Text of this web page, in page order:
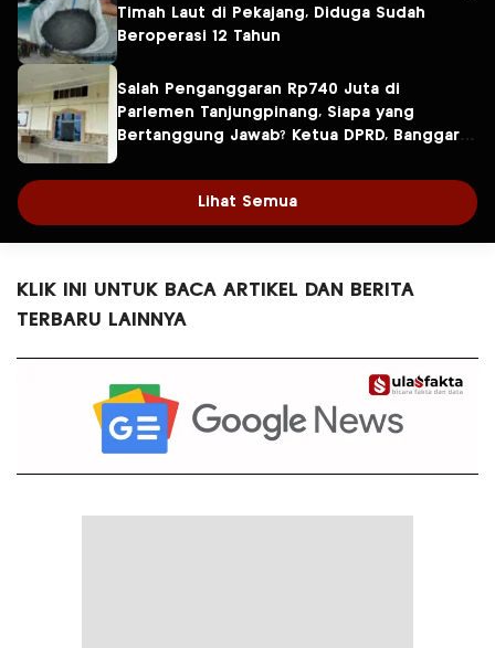
Timah Laut di Pekajang, Diduga Sudah
Beroperasi 12 Tahun
Salah Penganggaran Rp740 Juta di
Parlemen Tanjungpinang, Siapa yang
Bertanggung Jawab? Ketua DPRD, Banggar
Lihat Semua
KLIK INI UNTUK BACA ARTIKEL DAN BERITA
TERBARU LAINNYA